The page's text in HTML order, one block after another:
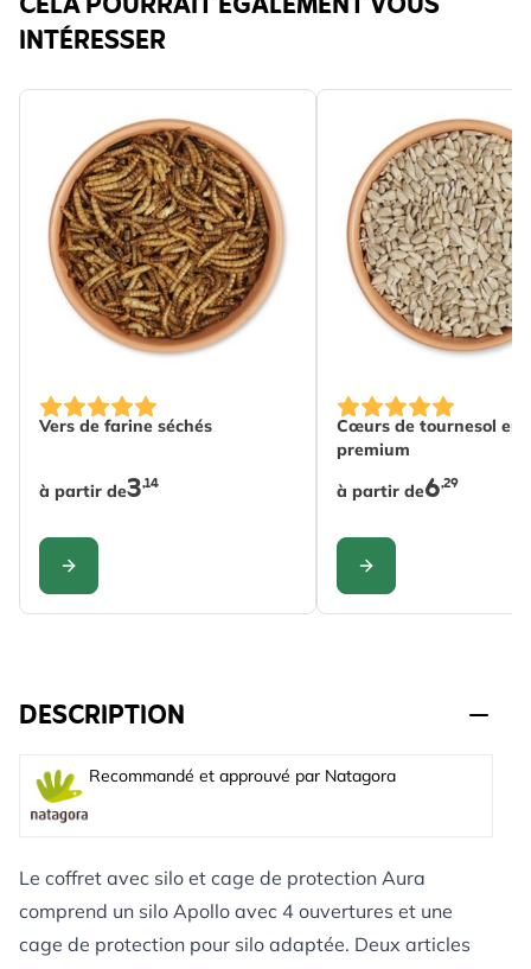
INTÉRESSER
Vers de farine séchés
The price depends on the options chosen on the
à partir de3,14
CONFIGURER
Cœurs de tournesol
premium
The price depends
à partir de6,29
CONFIGURER
DESCRIPTION
Recommandé et approuvé par Natagora
Le coffret avec silo et cage de protection Aura
comprend un silo Apollo avec 4 ouvertures et une
cage de protection pour silo adaptée. Deux articles